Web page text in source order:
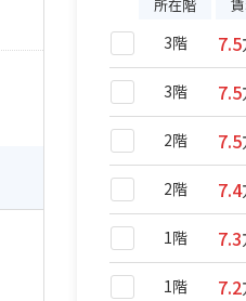
所在階
3階 7.5
3階 7.5
2階 7.5
2階 7.4
1階 7.3
1階 7.2